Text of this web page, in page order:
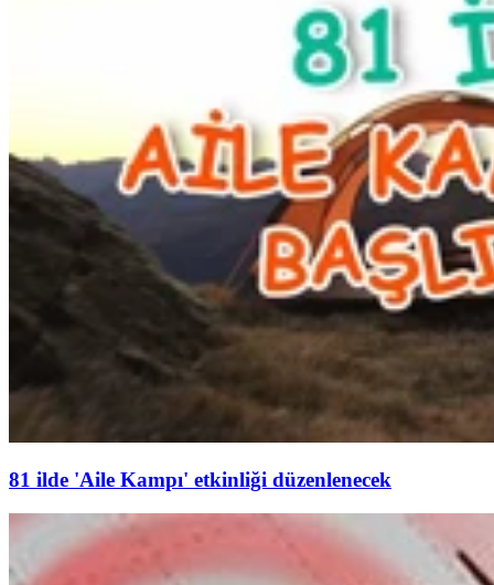
81 ilde 'Aile Kampı' etkinliği düzenlenecek